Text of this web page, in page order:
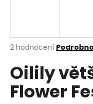
Průměrné
produktu
je
5,0
2 hodnocení
Oilily
Flower
í
t
?